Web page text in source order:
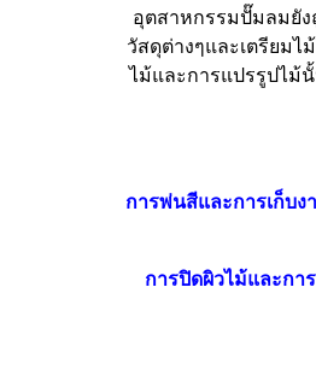
อุตสาหกรรมปั๊มลมยัง
วัสดุต่างๆและเตรียม
ไม้และการแปรรูปไม้
การพ่นสีและการเก็บง
การปิดผิวไม้และกา